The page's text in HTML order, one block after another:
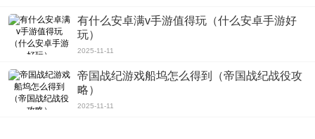
有什么安卓满v手游值得玩（什么安卓手游好
玩）
2025-11-11
帝国战纪游戏船坞怎么得到（帝国战纪战役攻
略）
2025-11-11